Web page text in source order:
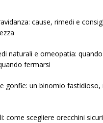
cause, rimedi e
naturali e omeopatia: quando
fermarsi
gonfie: un binomio fastidioso,
come scegliere orecchini